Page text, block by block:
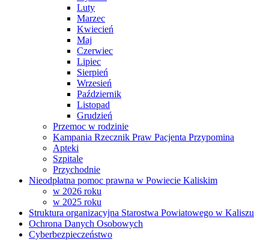
Luty
Marzec
Kwiecień
Maj
Czerwiec
Lipiec
Sierpień
Wrzesień
Październik
Listopad
Grudzień
Przemoc w rodzinie
Kampania Rzecznik Praw Pacjenta Przypomina
Apteki
Szpitale
Przychodnie
Nieodpłatna pomoc prawna w Powiecie Kaliskim
w 2026 roku
w 2025 roku
Struktura organizacyjna Starostwa Powiatowego w Kaliszu
Ochrona Danych Osobowych
Cyberbezpieczeństwo